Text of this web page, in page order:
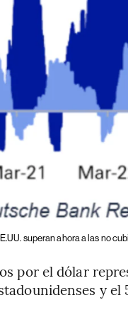
superan ahora a las no
por el dólar
y